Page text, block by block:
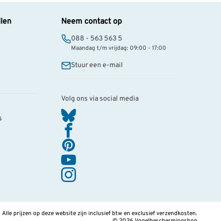
Neem contact op
088 - 563 563 5
Maandag t/m vrijdag: 09:00 - 17:00
Stuur een e-mail
Volg ons via social media
Alle prijzen op deze website zijn inclusief btw en exclusief verzendkosten.